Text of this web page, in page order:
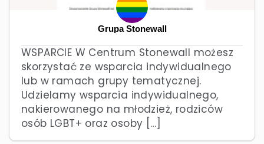
Grupa Stonewall
WSPARCIE W Centrum Stonewall możesz
skorzystać ze wsparcia indywidualnego
lub w ramach grupy tematycznej.
Udzielamy wsparcia indywidualnego,
nakierowanego na młodzież, rodziców
osób LGBT+ oraz osoby […]